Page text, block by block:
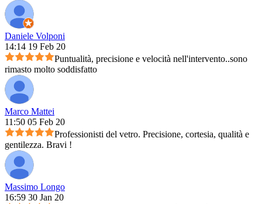
Daniele Volponi
14:14 19 Feb 20
Puntualità, precisione e velocità nell'intervento..sono
rimasto molto soddisfatto
Marco Mattei
11:50 05 Feb 20
Professionisti del vetro. Precisione, cortesia, qualità e
gentilezza. Bravi !
Massimo Longo
16:59 30 Jan 20